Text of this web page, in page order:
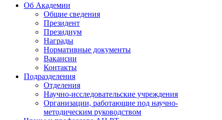
Об Академии
Общие сведения
Президент
Президиум
Награды
Нормативные документы
Вакансии
Контакты
Подразделения
Отделения
Научно-исследовательские учреждения
Организации, работающие под научно-
методическим руководством